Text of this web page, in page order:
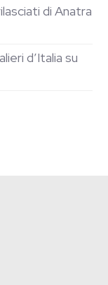
di Anatra
d’Italia su